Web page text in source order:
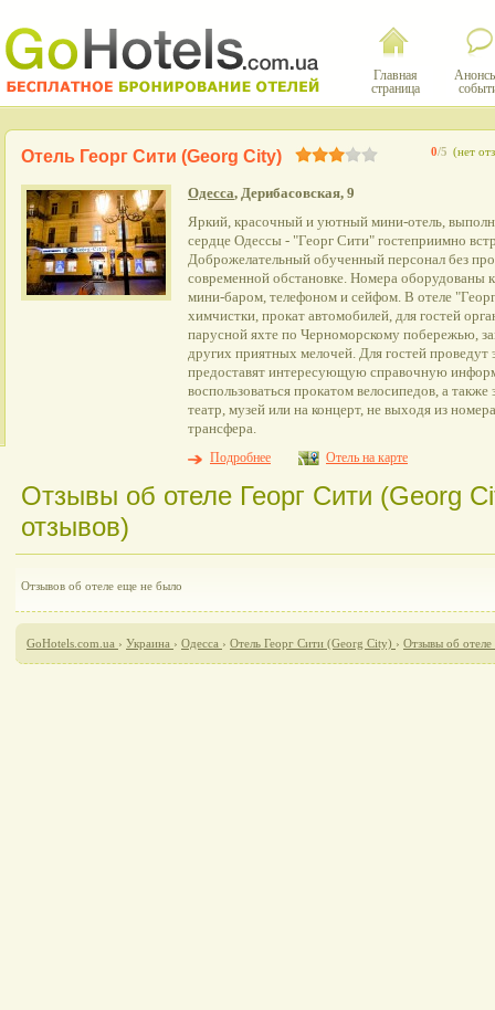
Главная
страница
0/5 (нет
Отель Георг Сити (Georg City)
Одесса, Дерибасовская, 9
Яркий, красочный и уютный мини-отель,
сердце Одессы - "Георг Сити" гостеприимно
Доброжелательный обученный персонал без
современной обстановке. Номера оборудованы
мини-баром, телефоном и сейфом. В отеле
химчистки, прокат автомобилей, для гостей
парусной яхте по Черноморскому побережью,
других приятных мелочей. Для гостей
предоставят интересующую справочную
воспользоваться прокатом велосипедов, а также
театр, музей или на концерт, не выходя из
трансфера.
Подробнее
Отель на карте
Отзывы об отеле Георг Сити (Georg
отзывов)
Отзывов об отеле еще не было
GoHotels.com.ua › Украина › Одесса › Отель Георг Сити (Georg City) › Отзывы об